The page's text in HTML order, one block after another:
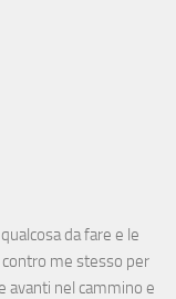
da fare e le
me stesso per
avanti nel cammino e